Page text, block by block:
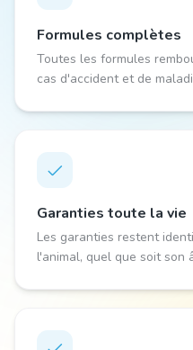
Formules complètes
Toutes les formules
cas d'accident et de
Garanties toute la vie
Les garanties restent
l'animal, quel que soit son